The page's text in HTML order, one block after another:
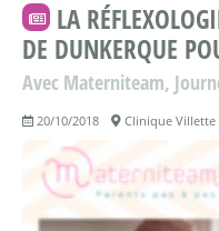
LA
DE DUNKERQUE
Avec Materniteam,
20/10/2018 Clinique